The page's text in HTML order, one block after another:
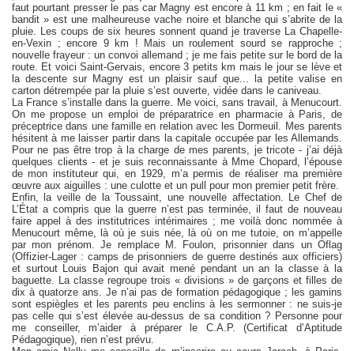
faut pourtant presser le pas car Magny est encore à 11 km ; en fait le «
bandit » est une malheureuse vache noire et blanche qui s’abrite de la
pluie. Les coups de six heures sonnent quand je traverse La Chapelle-
en-Vexin ; encore 9 km ! Mais un roulement sourd se rapproche ;
nouvelle frayeur : un convoi allemand ; je me fais petite sur le bord de la
route. Et voici Saint-Gervais, encore 3 petits km mais le jour se lève et
la descente sur Magny est un plaisir sauf que... la petite valise en
carton détrempée par la pluie s’est ouverte, vidée dans le caniveau.
La France s’installe dans la guerre. Me voici, sans travail, à Menucourt.
On me propose un emploi de préparatrice en pharmacie à Paris, de
préceptrice dans une famille en relation avec les Dormeuil. Mes parents
hésitent à me laisser partir dans la capitale occupée par les Allemands.
Pour ne pas être trop à la charge de mes parents, je tricote - j’ai déjà
quelques clients - et je suis reconnaissante à Mme Chopard, l’épouse
de mon instituteur qui, en 1929, m’a permis de réaliser ma première
œuvre aux aiguilles : une culotte et un pull pour mon premier petit frère.
Enfin, la veille de la Toussaint, une nouvelle affectation. Le Chef de
L’État a compris que la guerre n’est pas terminée, il faut de nouveau
faire appel à des institutrices intérimaires ; me voilà donc nommée à
Menucourt même, là où je suis née, là où on me tutoie, on m’appelle
par mon prénom. Je remplace M. Foulon, prisonnier dans un Oflag
(Offizier-Lager : camps de prisonniers de guerre destinés aux officiers)
et surtout Louis Bajon qui avait mené pendant un an la classe à la
baguette. La classe regroupe trois « divisions » de garçons et filles de
dix à quatorze ans. Je n’ai pas de formation pédagogique ; les gamins
sont espiègles et les parents peu enclins à les sermonner : ne suis-je
pas celle qui s’est élevée au-dessus de sa condition ? Personne pour
me conseiller, m’aider à préparer le C.A.P. (Certificat d’Aptitude
Pédagogique), rien n’est prévu.